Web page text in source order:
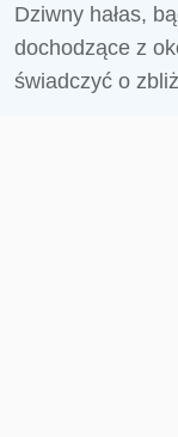
Dziwny hałas,
dochodzące z
świadczyć o